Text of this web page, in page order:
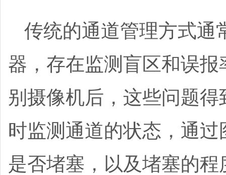
传统的通道管理方式通
器，存在监测盲区和误
别摄像机后，这些问题
时监测通道的状态，通
是否堵塞，以及堵塞的